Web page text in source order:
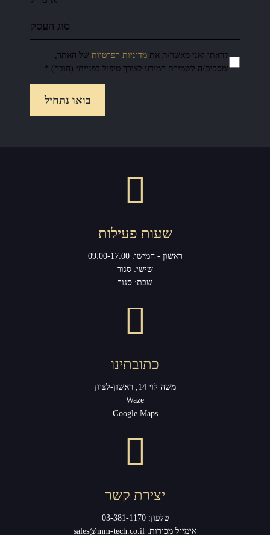
קראתי ואני מאשר/ת את מדיניות הפרטיות של האתר,
ומסכים/ה לשמירת המידע לצורך טיפול בפנייתי (חובה) *
שעות פעילות
ראשון - חמישי: 09:00-17:00
שישי: סגור
שבת: סגור
כתובתינו
משה לוי 14, ראשון-לציון
Waze
Google Maps
יצירת קשר
טלפון:03-381-1170
אימייל מכירות: sales@mm-tech.co.il